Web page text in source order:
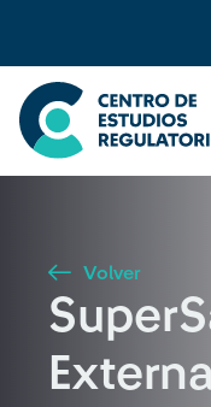
Seleccione país
Buscar
Volver
Externa